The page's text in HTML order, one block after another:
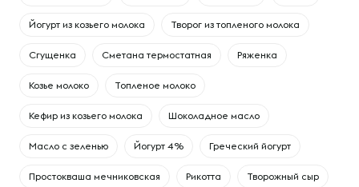
Йогурт из козьего молока Творог из топленого молока
Сгущенка Сметана термостатная Ряженка
Козье молоко Топленое молоко
Кефир из козьего молока Шоколадное масло
Масло с зеленью Йогурт 4% Греческий йогурт
Простокваша мечниковская Рикотта Творожный сыр